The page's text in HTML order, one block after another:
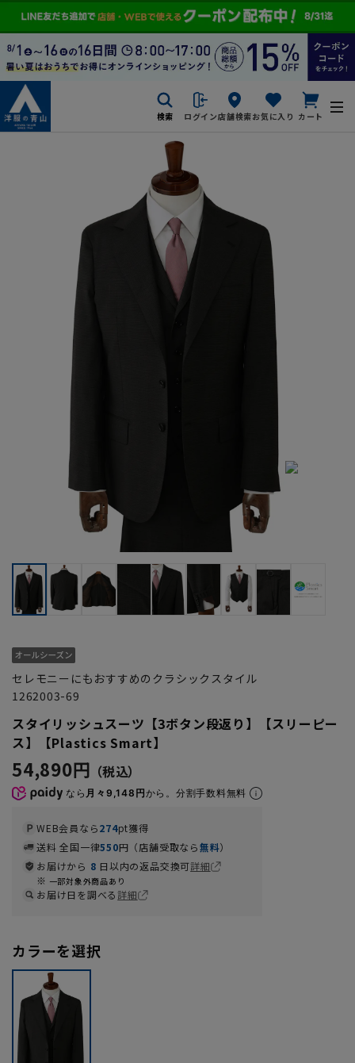
検索 ログイン店舗検索お気に入り カート
セレモニーにもおすすめのクラシックスタイル
1262003-69
スタイリッシュスーツ【3ボタン段返り】【スリーピー
ス】【Plastics Smart】
54,890円
なら 月々9,148円から。分割手数料無料
WEB会員なら274pt獲得
送料 全国一律550円（店舗受取なら無料）
お届けから 8 日以内の返品交換可詳細
一部対象外商品あり
お届け日を調べる詳細
カラーを選択